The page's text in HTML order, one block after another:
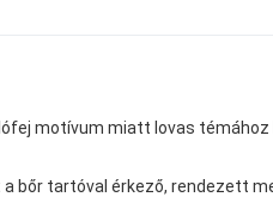
motívum miatt lovas témához
bőr tartóval érkező, rendezett